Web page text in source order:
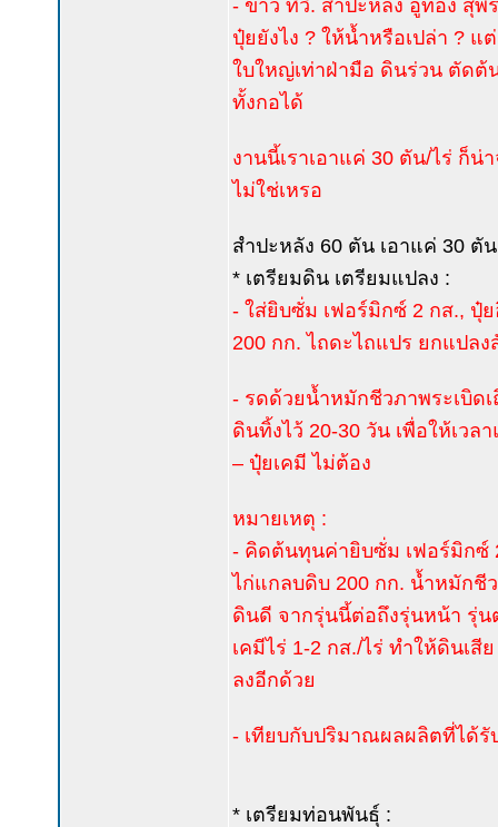
- ข่าว ทีวี. สำปะหลัง อู่ทอง สุพ
ปุ๋ยยังไง ? ให้น้ำหรือเปล่า ?
ใบใหญ่เท่าฝ่ามือ ดินร่วน ตัดต้
ทั้งกอได้
งานนี้เราเอาแค่ 30 ตัน/ไร่ ก็
ไม่ใช่เหรอ
สำปะหลัง 60 ตัน เอาแค่ 30 ตั
* เตรียมดิน เตรียมแปลง :
- ใส่ยิบซั่ม เฟอร์มิกซ์ 2 กส., ปุ๋
200 กก. ไถดะไถแปร ยกแป
- รดด้วยน้ำหมักชีวภาพระเบิด
ดินทิ้งไว้ 20-30 วัน เพื่อให้เว
– ปุ๋ยเคมี ไม่ต้อง
หมายเหตุ :
- คิดต้นทุนค่ายิบซั่ม เฟอร์มิกซ์
ไก่แกลบดิบ 200 กก. น้ำหมักชี
ดินดี จากรุ่นนี้ต่อถึงรุ่นหน้า รุ่น
เคมีไร่ 1-2 กส./ไร่ ทำให้ดินเ
ลงอีกด้วย
- เทียบกับปริมาณผลผลิตที่ได้
* เตรียมท่อนพันธุ์ :